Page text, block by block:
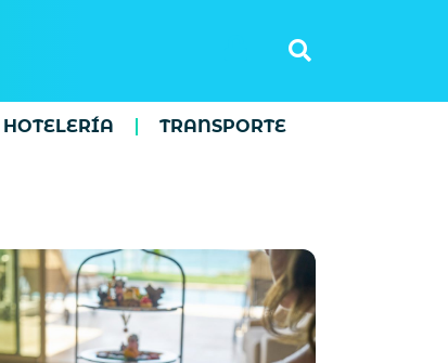
HOTELERÍA TRANSPORTE